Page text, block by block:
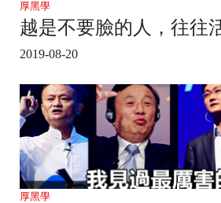
厚黑學
越是不要臉的人，往往
2019-08-20
厚黑學